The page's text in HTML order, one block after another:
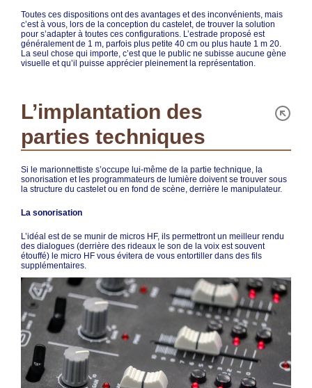
Toutes ces dispositions ont des avantages et des inconvénients, mais
c’est à vous, lors de la conception du castelet, de trouver la solution
pour s’adapter à toutes ces configurations. L’estrade proposé est
généralement de 1 m, parfois plus petite 40 cm ou plus haute 1 m 20.
La seul chose qui importe, c’est que le public ne subisse aucune gène
visuelle et qu’il puisse apprécier pleinement la représentation.
L’implantation des
parties techniques
Si le marionnettiste s’occupe lui-même de la partie technique, la
sonorisation et les programmateurs de lumière doivent se trouver sous
la structure du castelet ou en fond de scène, derrière le manipulateur.
La sonorisation
L’idéal est de se munir de micros HF, ils permettront un meilleur rendu
des dialogues (derrière des rideaux le son de la voix est souvent
étouffé) le micro HF vous évitera de vous entortiller dans des fils
supplémentaires.